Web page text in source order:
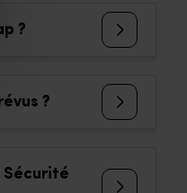
?
?
Sécurité